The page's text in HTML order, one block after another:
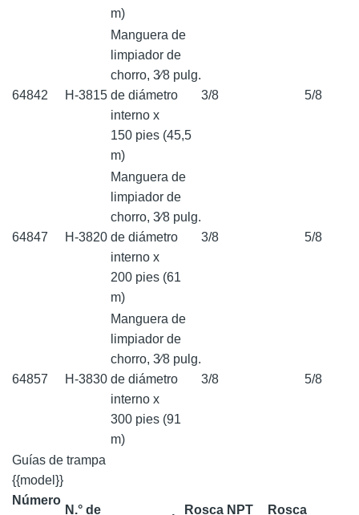
m)
64842 H-3815
Manguera de
limpiador de
chorro, 3⁄8 pulg.
de diámetro
interno x
150 pies (45,5
m)
3/8 5/8
64847 H-3820
Manguera de
limpiador de
chorro, 3⁄8 pulg.
de diámetro
interno x
200 pies (61
m)
3/8 5/8
64857 H-3830
Manguera de
limpiador de
chorro, 3⁄8 pulg.
de diámetro
interno x
300 pies (91
m)
3/8 5/8
Guías de trampa
{{model}}
Número
N.° de Rosca NPT Rosca